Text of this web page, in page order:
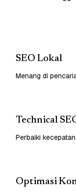
SEO Lokal
Menang di
Technical
Perbaiki
Optimasi